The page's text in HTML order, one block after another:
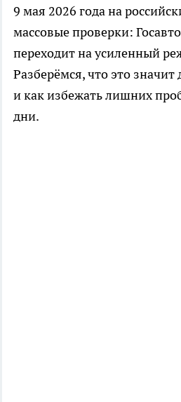
9 мая 2026 года на
массовые проверки:
переходит на усиленный
Разберёмся, что это
и как избежать лишних
дни.